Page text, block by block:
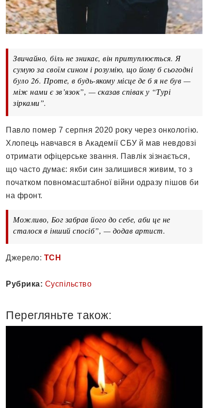
Звичайно, біль не зникає, він притуплюється. Я
сумую за своїм сином і розумію, що йому б сьогодні
було 26. Проте, в будь-якому місце де б я не був —
між нами є зв’язок”, — сказав співак у “Турі
зірками”.
Павло помер 7 серпня 2020 року через онкологію.
Хлопець навчався в Академії СБУ й мав невдовзі
отримати офіцерське звання. Павлік зізнається,
що часто думає: якби син залишився живим, то з
початком повномасштабної війни одразу пішов би
на фронт.
Можливо, Бог забрав його до себе, аби це не
сталося в інший спосіб”, — додав артист.
Джерело: ТСН
Рубрика: Суспільство
Перегляньте також: